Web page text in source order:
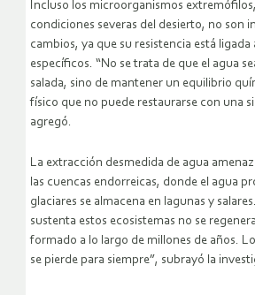
Incluso los microorganismos
condiciones severas del desierto, no son
cambios, ya que su resistencia está ligada
específicos. “No se trata de que el agua
salada, sino de mantener un equilibrio
físico que no puede restaurarse con una
agregó.
La extracción desmedida de agua
las cuencas endorreicas, donde el agua
glaciares se almacena en lagunas y
sustenta estos ecosistemas no se
formado a lo largo de millones de años.
se pierde para siempre”, subrayó la